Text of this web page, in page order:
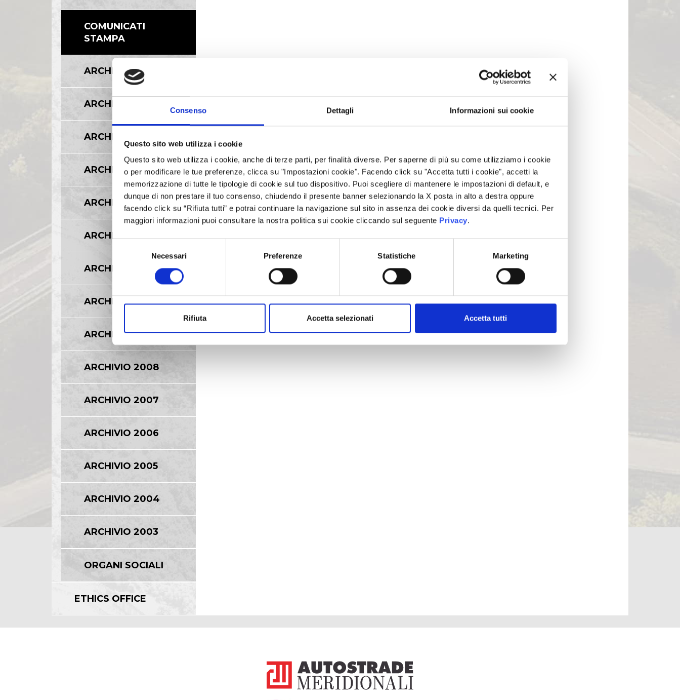
Consenso Dettagli Informazioni sui cookie
Questo sito web utilizza i cookie
Questo sito web utilizza i cookie, anche di terze parti, per finalità diverse. Per saperne di più su come utilizziamo i cookie
o per modificare le tue preferenze, clicca su "Impostazioni cookie". Facendo click su "Accetta tutti i cookie", accetti la
memorizzazione di tutte le tipologie di cookie sul tuo dispositivo. Puoi scegliere di mantenere le impostazioni di default, e
dunque di non prestare il tuo consenso, chiudendo il presente banner selezionando la X posta in alto a destra oppure
facendo click su “Rifiuta tutti” e potrai continuare la navigazione sul sito in assenza dei cookie diversi da quelli tecnici. Per
maggiori informazioni puoi consultare la nostra politica sui cookie cliccando sul seguente Privacy.
Necessari Preferenze Statistiche Marketing
Rifiuta Accetta selezionati Accetta tutti
COMUNICATI
STAMPA
ARCHIVIO 2017
ARCHIVIO 2016
ARCHIVIO 2015
ARCHIVIO 2014
ARCHIVIO 2013
ARCHIVIO 2012
ARCHIVIO 2011
ARCHIVIO 2010
ARCHIVIO 2009
ARCHIVIO 2008
ARCHIVIO 2007
ARCHIVIO 2006
ARCHIVIO 2005
ARCHIVIO 2004
ARCHIVIO 2003
ORGANI SOCIALI
ETHICS OFFICE